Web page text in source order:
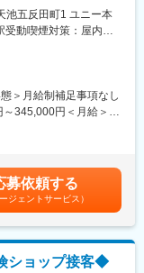
等の総合貿易（輸出
、幅広く事業運営を行
的な事業展開が可能
業の立ち上げ・運営な
接客ならびにショッ
損害保険)のご案内・ご
行います。
として複数のショップ
ます。
働基準法上の休日出勤
池五反田町1 ユニー本
動喫煙対策：屋内全
＞月給制補足事項なし
345,000円＜月給＞
までも目安の金額であ
す。月給(月額)は固定手
募依頼する
ージェントサービス）
ショップ接客◆